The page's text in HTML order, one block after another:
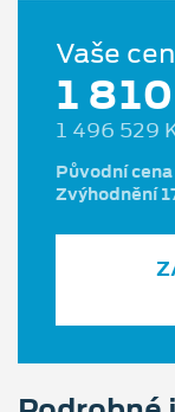
Vaše
1
1 496 529
Původní
Zvýhodnění